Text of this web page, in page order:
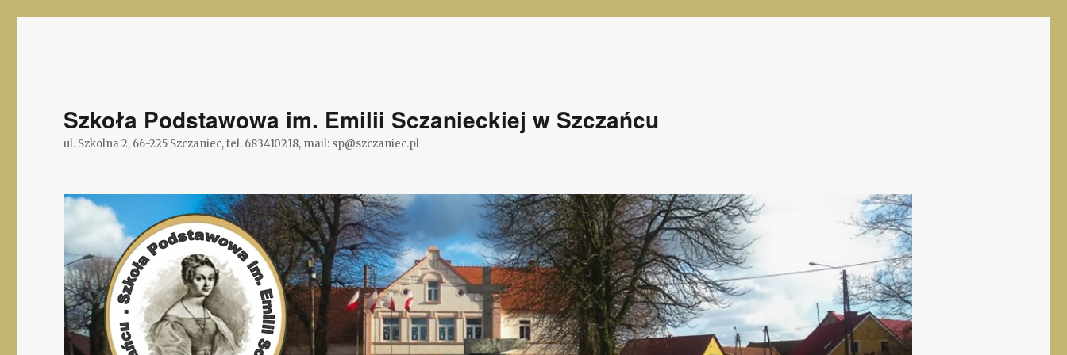
Szkoła Podstawowa im. Emilii Sczanieckiej w Szczańcu
ul. Szkolna 2, 66-225 Szczaniec, tel. 683410218, mail: sp@szczaniec.pl